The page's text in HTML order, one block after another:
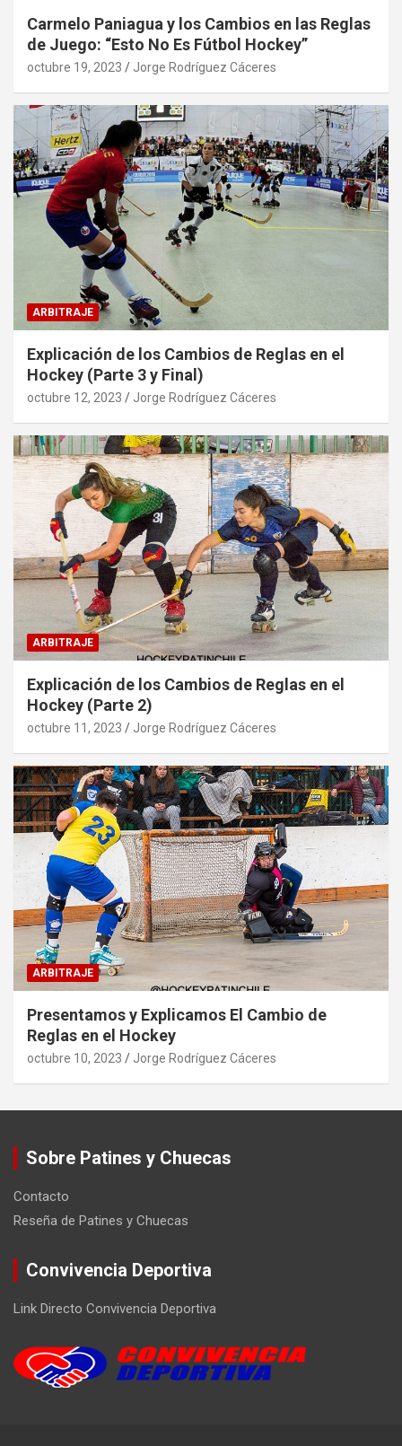
Carmelo Paniagua y los Cambios en las Reglas
de Juego: “Esto No Es Fútbol Hockey”
octubre 19, 2023 Jorge Rodríguez Cáceres
ARBITRAJE
Explicación de los Cambios de Reglas en el
Hockey (Parte 3 y Final)
octubre 12, 2023 Jorge Rodríguez Cáceres
ARBITRAJE
Explicación de los Cambios de Reglas en el
Hockey (Parte 2)
octubre 11, 2023 Jorge Rodríguez Cáceres
ARBITRAJE
Presentamos y Explicamos El Cambio de
Reglas en el Hockey
octubre 10, 2023 Jorge Rodríguez Cáceres
Sobre Patines y Chuecas
Contacto
Reseña de Patines y Chuecas
Convivencia Deportiva
Link Directo Convivencia Deportiva